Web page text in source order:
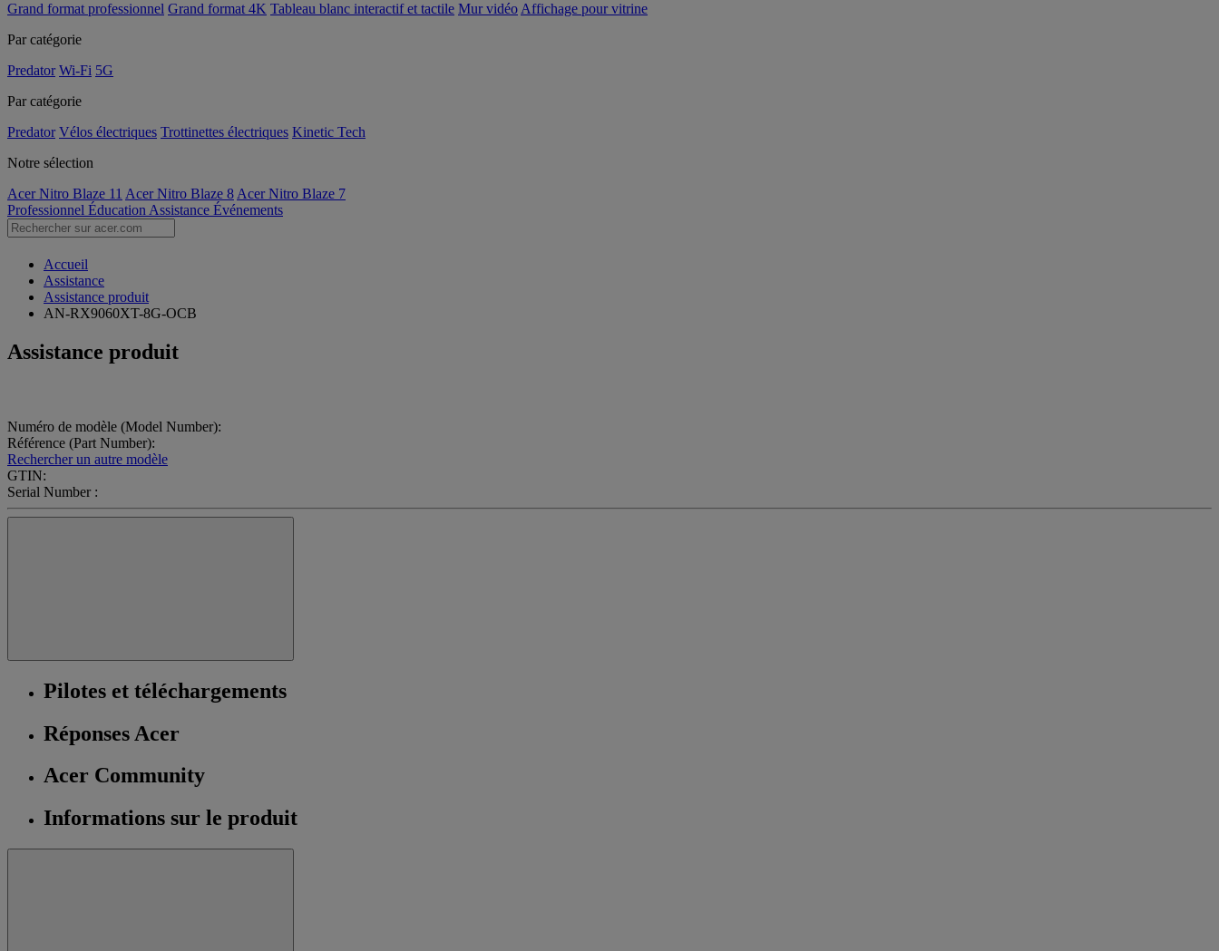
Grand format professionnel Grand format 4K Tableau blanc interactif et tactile Mur vidéo Affichage pour vitrine
Par catégorie
Predator Wi-Fi 5G
Par catégorie
Predator Vélos électriques Trottinettes électriques Kinetic Tech
Notre sélection
Acer Nitro Blaze 11 Acer Nitro Blaze 8 Acer Nitro Blaze 7
Professionnel Éducation Assistance Événements
Accueil
Assistance
Assistance produit
AN-RX9060XT-8G-OCB
Assistance produit
Numéro de modèle (Model Number):
Référence (Part Number):
Rechercher un autre modèle
GTIN:
Serial Number :
Pilotes et téléchargements
Réponses Acer
Acer Community
Informations sur le produit